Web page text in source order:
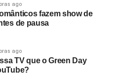
ago
fazem show de
de pausa
ago
TV que o Green Day